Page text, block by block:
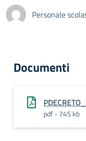
Personale
Documenti
pdf - 745 kb